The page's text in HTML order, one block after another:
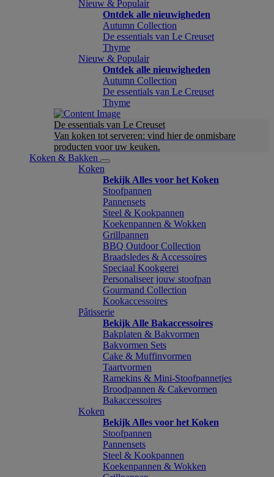
Nieuw & Populair
Ontdek alle nieuwigheden
Autumn Collection
De essentials van Le Creuset
Thyme
Nieuw & Populair
Ontdek alle nieuwigheden
Autumn Collection
De essentials van Le Creuset
Thyme
De essentials van Le Creuset
Van koken tot serveren: vind hier de onmisbare
producten voor uw keuken.
Koken & Bakken
Koken
Bekijk Alles voor het Koken
Stoofpannen
Pannensets
Steel & Kookpannen
Koekenpannen & Wokken
Grillpannen
BBQ Outdoor Collection
Braadsledes & Accessoires
Speciaal Kookgerei
Personaliseer jouw stoofpan
Gourmand Collection
Kookaccessoires
Pâtisserie
Bekijk Alle Bakaccessoires
Bakplaten & Bakvormen
Bakvormen Sets
Cake & Muffinvormen
Taartvormen
Ramekins & Mini-Stoofpannetjes
Broodpannen & Cakevormen
Bakaccessoires
Koken
Bekijk Alles voor het Koken
Stoofpannen
Pannensets
Steel & Kookpannen
Koekenpannen & Wokken